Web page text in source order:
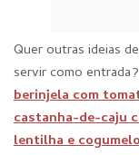
Quer outras ideias
servir como
berinjela com
castanha-de-caju
lentilha e